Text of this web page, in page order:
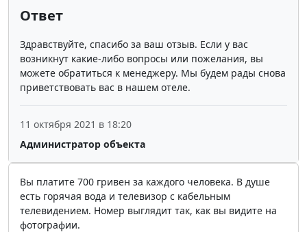
Ответ
Здравствуйте, спасибо за ваш отзыв. Если у вас
возникнут какие-либо вопросы или пожелания, вы
можете обратиться к менеджеру. Мы будем рады снова
приветствовать вас в нашем отеле.
Администратор объекта
11 октября 2021 в 18:20
Вы платите 700 гривен за каждого человека. В душе
есть горячая вода и телевизор с кабельным
телевидением. Номер выглядит так, как вы видите на
фотографии.